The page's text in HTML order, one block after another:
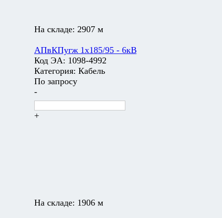
На складе: 2907 м
АПвКПугж 1х185/95 - 6кВ
Код ЭА: 1098-4992
Категория: Кабель
По запросу
-
+
На складе: 1906 м